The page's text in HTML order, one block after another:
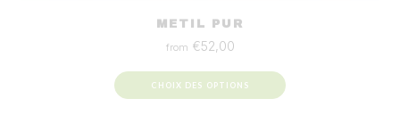
METIL PUR
from €52,00
CHOIX DES OPTIONS